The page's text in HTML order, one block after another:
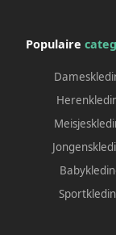
Populaire